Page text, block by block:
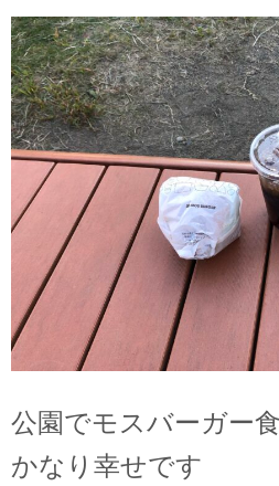
公園でモスバーガー
かなり幸せです